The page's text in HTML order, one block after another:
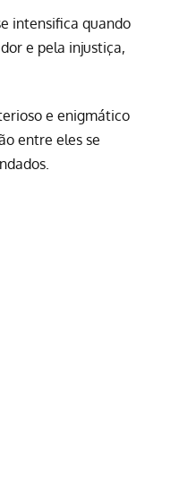
intensifica quando
e pela injustiça,
e enigmático
entre eles se